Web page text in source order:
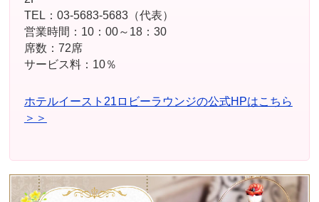
TEL：03-5683-5683（代表）
営業時間：10：00～18：30
席数：72席
サービス料：10％
ホテルイースト21ロビーラウンジの公式HPはこちら
＞＞